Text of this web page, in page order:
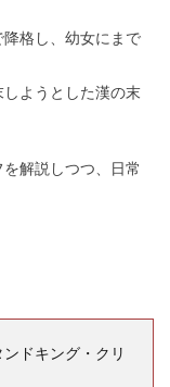
格し、幼女にまで
ようとした漢の末
解説しつつ、日常
ドキング・クリ